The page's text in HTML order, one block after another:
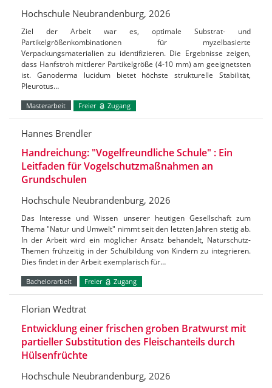
Hochschule Neubrandenburg, 2026
Ziel der Arbeit war es, optimale Substrat- und
Partikelgrößenkombinationen für myzelbasierte
Verpackungsmaterialien zu identifizieren. Die Ergebnisse zeigen,
dass Hanfstroh mittlerer Partikelgröße (4-10 mm) am geeignetsten
ist. Ganoderma lucidum bietet höchste strukturelle Stabilität,
Pleurotus…
Masterarbeit Freier Zugang
Hannes Brendler
Handreichung: "Vogelfreundliche Schule" : Ein
Leitfaden für Vogelschutzmaßnahmen an
Grundschulen
Hochschule Neubrandenburg, 2026
Das Interesse und Wissen unserer heutigen Gesellschaft zum
Thema "Natur und Umwelt" nimmt seit den letzten Jahren stetig ab.
In der Arbeit wird ein möglicher Ansatz behandelt, Naturschutz-
Themen frühzeitig in der Schulbildung von Kindern zu integrieren.
Dies findet in der Arbeit exemplarisch für…
Bachelorarbeit Freier Zugang
Florian Wedtrat
Entwicklung einer frischen groben Bratwurst mit
partieller Substitution des Fleischanteils durch
Hülsenfrüchte
Hochschule Neubrandenburg, 2026